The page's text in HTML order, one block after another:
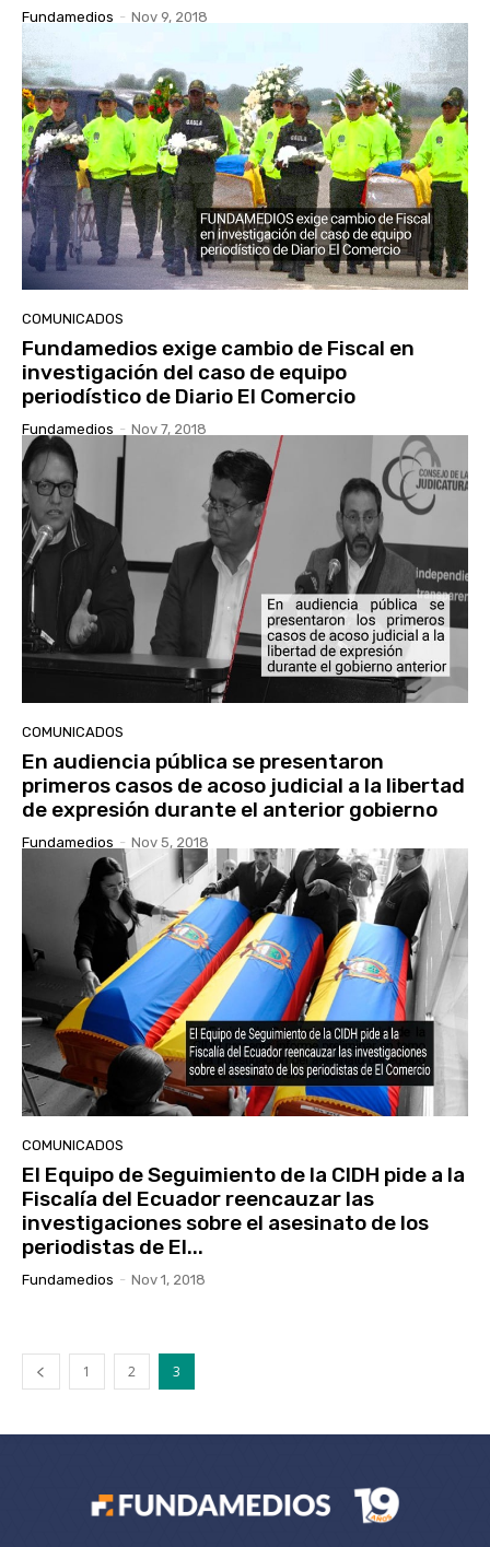
Fundamedios - Nov 9, 2018
COMUNICADOS
Fundamedios exige cambio de Fiscal en
investigación del caso de equipo
periodístico de Diario El Comercio
Fundamedios - Nov 7, 2018
COMUNICADOS
En audiencia pública se presentaron
primeros casos de acoso judicial a la libertad
de expresión durante el anterior gobierno
Fundamedios - Nov 5, 2018
COMUNICADOS
El Equipo de Seguimiento de la CIDH pide a la
Fiscalía del Ecuador reencauzar las
investigaciones sobre el asesinato de los
periodistas de El...
Fundamedios - Nov 1, 2018
1 2 3